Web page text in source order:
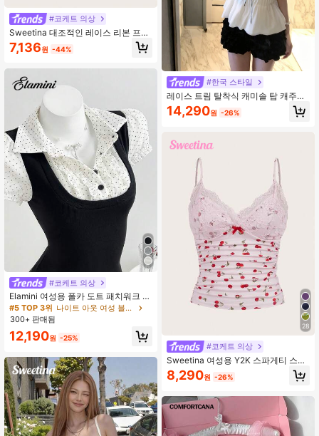
#코케트 의상
Sweetina 대조적인 레이스 리본 프론
트 Y2K 캐미솔 탑
7,136원 -44%
#코케트 의상
Elamini 여성용 폴카 도트 패치워크 레
이스 트림 대비 컬러 허리 반팔 탑 여
름
#5 TOP 3위
나이트 아웃 여성 블라우스
300+ 판매됨
12,190원 -25%
#한국 스타일
레이스 트림 탈착식 캐미솔 탑 캐주얼
화이트 여름
14,290원 -26%
28
#코케트 의상
Sweetina 여성용 Y2K 스파게티 스트
랩 백리스 체리 프린트 레이스 디자인
캐미솔, 섹시하고 패셔너블한 피팅 탑
8,290원 -26%